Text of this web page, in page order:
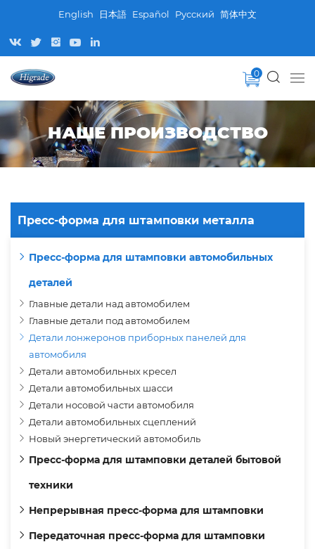
English 日本語 Español Pусский 简体中文
0
НАШЕ ПРОИЗВОДСТВО
Пресс-форма для штамповки металла
Пресс-форма для штамповки автомобильных
деталей
Главные детали над автомобилем
Главные детали под автомобилем
Детали лонжеронов приборных панелей для
автомобиля
Детали автомобильных кресел
Детали автомобильных шасси
Детали носовой части автомобиля
Детали автомобильных сцеплений
Новый энергетический автомобиль
Пресс-форма для штамповки деталей бытовой
техники
Непрерывная пресс-форма для штамповки
Передаточная пресс-форма для штамповки